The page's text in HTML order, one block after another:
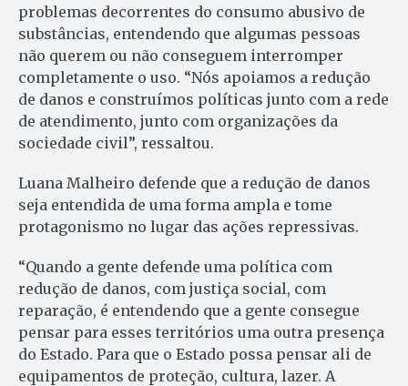
problemas decorrentes do consumo abusivo de
substâncias, entendendo que algumas pessoas
não querem ou não conseguem interromper
completamente o uso. “Nós apoiamos a redução
de danos e construímos políticas junto com a rede
de atendimento, junto com organizações da
sociedade civil”, ressaltou.
Luana Malheiro defende que a redução de danos
seja entendida de uma forma ampla e tome
protagonismo no lugar das ações repressivas.
“Quando a gente defende uma política com
redução de danos, com justiça social, com
reparação, é entendendo que a gente consegue
pensar para esses territórios uma outra presença
do Estado. Para que o Estado possa pensar ali de
equipamentos de proteção, cultura, lazer. A